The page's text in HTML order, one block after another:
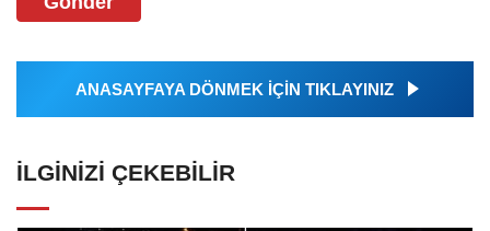
ANASAYFAYA DÖNMEK İÇİN TIKLAYINIZ
İLGINIZI ÇEKEBILIR